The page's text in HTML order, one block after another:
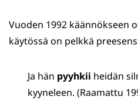
Vuoden 1992 käännökseen
käytössä on pelkkä
Ja hän pyyhkii heidän
kyyneleen. (Raamattu